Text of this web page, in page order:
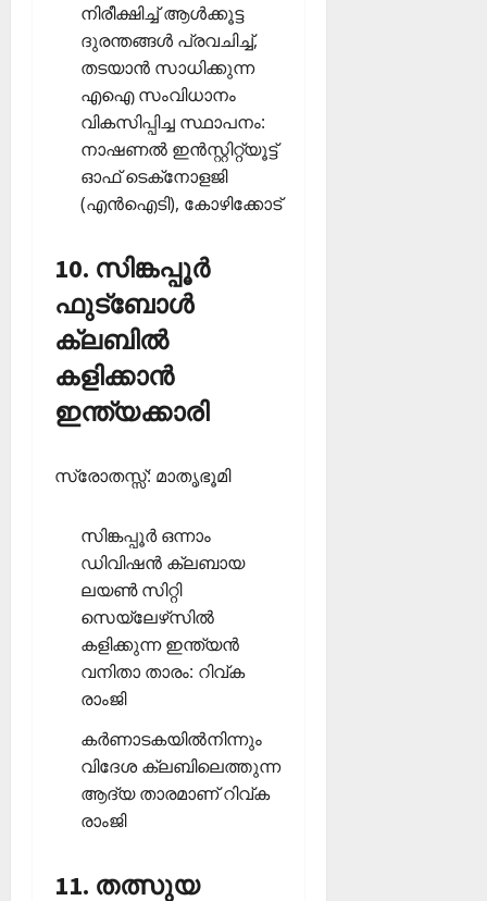
നിരീക്ഷിച്ച് ആള്‍ക്കൂട്ട
ദുരന്തങ്ങള്‍ പ്രവചിച്ച്,
തടയാന്‍ സാധിക്കുന്ന
എഐ സംവിധാനം
വികസിപ്പിച്ച സ്ഥാപനം:
നാഷണല്‍ ഇന്‍സ്റ്റിറ്റ്യൂട്ട്
ഓഫ് ടെക്‌നോളജി
(എന്‍ഐടി), കോഴിക്കോട്‌
10. സിങ്കപ്പൂര്‍
ഫുട്‌ബോള്‍
ക്ലബില്‍
കളിക്കാന്‍
ഇന്ത്യക്കാരി
സ്രോതസ്സ്: മാതൃഭൂമി
സിങ്കപ്പൂര്‍ ഒന്നാം
ഡിവിഷന്‍ ക്ലബായ
ലയണ്‍ സിറ്റി
സെയ്‌ലേഴ്‌സില്‍
കളിക്കുന്ന ഇന്ത്യന്‍
വനിതാ താരം: റിവ്ക
രാംജി
കര്‍ണാടകയില്‍നിന്നും
വിദേശ ക്ലബിലെത്തുന്ന
ആദ്യ താരമാണ് റിവ്ക
രാംജി
11. തത്സുയ